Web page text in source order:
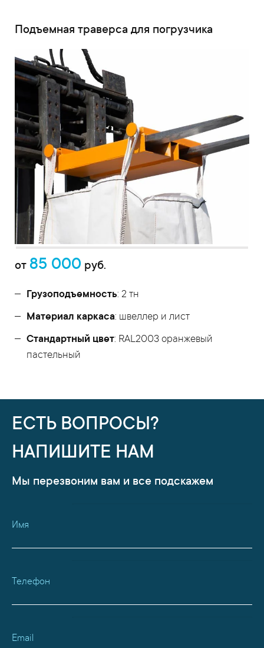
Подъемная траверса для погрузчика
от 85 000 руб.
Грузоподъемность: 2 тн
Материал каркаса: швеллер и лист
Стандартный цвет: RAL2003 оранжевый
пастельный
ЕСТЬ ВОПРОСЫ?
НАПИШИТЕ НАМ
Мы перезвоним вам и все подскажем
Имя
Телефон
Email